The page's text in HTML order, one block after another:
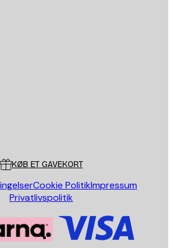
KØB ET GAVEKORT
Cookie PolitikImpressum
Privatlivspolitik